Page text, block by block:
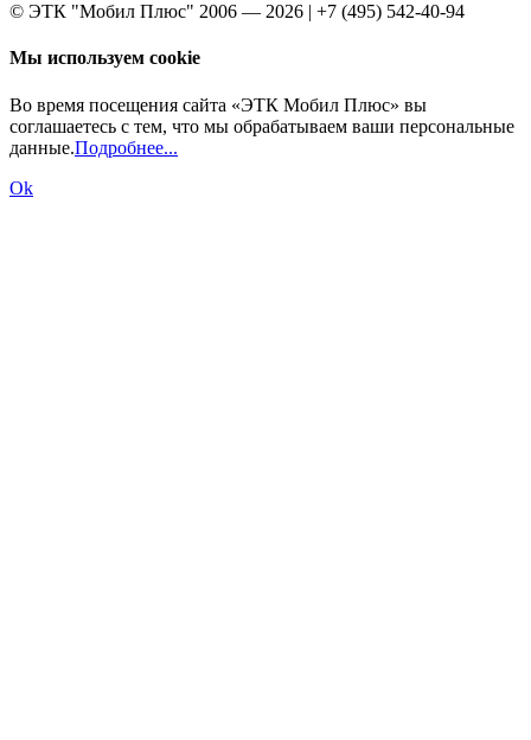
© ЭТК "Мобил Плюс" 2006 — 2026 | +7 (495) 542-40-94
Мы используем cookie
Во время посещения сайта «ЭТК Мобил Плюс» вы
соглашаетесь с тем, что мы обрабатываем ваши персональные
данные.Подробнее...
Ok